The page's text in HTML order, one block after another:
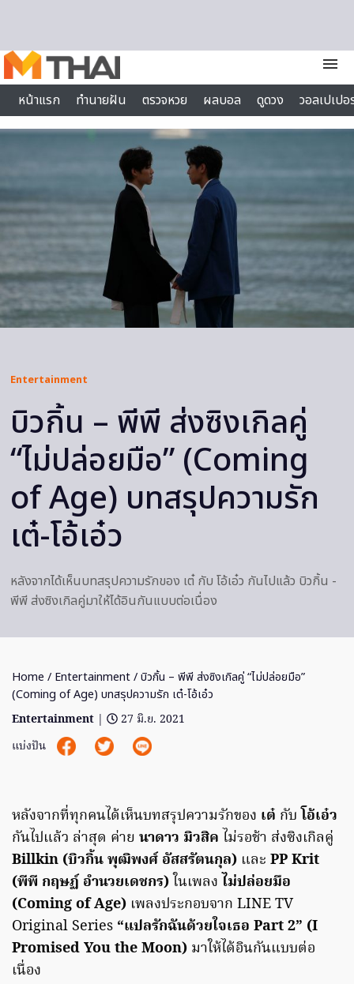
menu
หน้าแรก
ทำนายฝัน ตรวจหวย ผลบอล ดูดวง
วอลเปเป
ไลฟ์สไตล์
Entertainment
บิวกิ้น – พีพี ส่งซิงเกิลคู่
“ไม่ปล่อยมือ” (Coming
of Age) บทสรุปความรัก
เต๋-โอ้เอ๋ว
หลังจากได้เห็นบทสรุปความรักของ เต๋ กับ โอ้เอ๋ว กันไปแล้ว บิวกิ้น -
พีพี ส่งซิงเกิลคู่มาให้ได้อินกันแบบต่อเนื่อง
Home / Entertainment/ บิวกิ้น – พีพี ส่งซิงเกิลคู่ “ไม่ปล่อยมือ”
(Coming of Age) บทสรุปความรัก เต๋-โอ้เอ๋ว
Entertainment |
27 มิ.ย. 2021
แบ่งปัน
หลังจากที่ทุกคนได้เห็นบทสรุปความรักของ เต๋ กับโอ้เอ๋ว
กันไปแล้ว ล่าสุด ค่าย นาดาว มิวสิค ไม่รอช้า ส่งซิงเกิลคู่
Billkin (บิวกิ้น พุฒิพงศ์ อัสสรัตนกุล) และ PP Krit
(พีพี กฤษฏ์ อำนวยเดชกร)ในเพลง ไม่ปล่อยมือ
(Coming of Age) เพลงประกอบจาก LINE TV
Original Series “แปลรักฉันด้วยใจเธอ Part 2” (I
Promised You the Moon) มาให้ได้อินกันแบบต่อ
เนื่อง